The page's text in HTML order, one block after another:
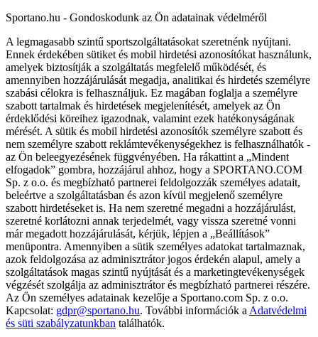
Sportano.hu - Gondoskodunk az Ön adatainak védelméről
A legmagasabb szintű sportszolgáltatásokat szeretnénk nyújtani.
Ennek érdekében sütiket és mobil hirdetési azonosítókat használunk,
amelyek biztosítják a szolgáltatás megfelelő működését, és
amennyiben hozzájárulását megadja, analitikai és hirdetés személyre
szabási célokra is felhasználjuk. Ez magában foglalja a személyre
szabott tartalmak és hirdetések megjelenítését, amelyek az Ön
érdeklődési köreihez igazodnak, valamint ezek hatékonyságának
mérését. A sütik és mobil hirdetési azonosítók személyre szabott és
nem személyre szabott reklámtevékenységekhez is felhasználhatók -
az Ön beleegyezésének függvényében. Ha rákattint a „Mindent
elfogadok” gombra, hozzájárul ahhoz, hogy a SPORTANO.COM
Sp. z o.o. és megbízható partnerei feldolgozzák személyes adatait,
beleértve a szolgáltatásban és azon kívül megjelenő személyre
szabott hirdetéseket is. Ha nem szeretné megadni a hozzájárulást,
szeretné korlátozni annak terjedelmét, vagy vissza szeretné vonni
már megadott hozzájárulását, kérjük, lépjen a „Beállítások”
menüpontra. Amennyiben a sütik személyes adatokat tartalmaznak,
azok feldolgozása az adminisztrátor jogos érdekén alapul, amely a
szolgáltatások magas szintű nyújtását és a marketingtevékenységek
végzését szolgálja az adminisztrátor és megbízható partnerei részére.
Az Ön személyes adatainak kezelője a Sportano.com Sp. z o.o.
Kapcsolat: gdpr@sportano.hu. További információk a Adatvédelmi
és süti szabályzatunkban találhatók.